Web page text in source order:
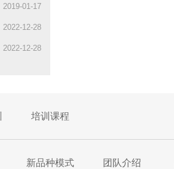
2019-01-17
2022-12-28
2022-12-28
培训课程
新品种模式 团队介绍